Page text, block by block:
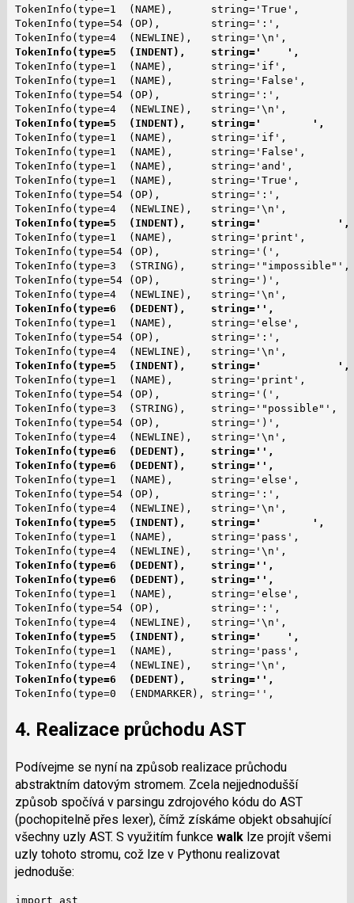
TokenInfo(type=1  (NAME),      string='True',
TokenInfo(type=54 (OP),        string=':',
TokenInfo(type=5  (INDENT),    string='    ',
TokenInfo(type=1  (NAME),      string='if',
TokenInfo(type=1  (NAME),      string='False',
TokenInfo(type=54 (OP),        string=':',
TokenInfo(type=5  (INDENT),    string='        ',
TokenInfo(type=1  (NAME),      string='if',
TokenInfo(type=1  (NAME),      string='False',
TokenInfo(type=1  (NAME),      string='and',
TokenInfo(type=1  (NAME),      string='True',
TokenInfo(type=54 (OP),        string=':',
TokenInfo(type=5  (INDENT),    string='
TokenInfo(type=1  (NAME),      string='print',
TokenInfo(type=54 (OP),        string='(',
TokenInfo(type=3  (STRING),
TokenInfo(type=54 (OP),        string=')',
TokenInfo(type=6  (DEDENT),    string='',
TokenInfo(type=1  (NAME),      string='else',
TokenInfo(type=54 (OP),        string=':',
TokenInfo(type=5  (INDENT),    string='
TokenInfo(type=1  (NAME),      string='print',
TokenInfo(type=54 (OP),        string='(',
TokenInfo(type=3  (STRING),
TokenInfo(type=54 (OP),        string=')',
TokenInfo(type=6  (DEDENT),    string='',
TokenInfo(type=6  (DEDENT),    string='',
TokenInfo(type=1  (NAME),      string='else',
TokenInfo(type=54 (OP),        string=':',
TokenInfo(type=5  (INDENT),    string='        ',
TokenInfo(type=1  (NAME),      string='pass',
TokenInfo(type=6  (DEDENT),    string='',
TokenInfo(type=6  (DEDENT),    string='',
TokenInfo(type=1  (NAME),      string='else',
TokenInfo(type=54 (OP),        string=':',
TokenInfo(type=5  (INDENT),    string='    ',
TokenInfo(type=1  (NAME),      string='pass',
TokenInfo(type=6  (DEDENT),    string='',
TokenInfo(type=0  (ENDMARKER), string='',
4. Realizace průchodu AST
Podívejme se nyní na způsob realizace průchodu
abstraktním datovým stromem. Zcela nejjednodušší
způsob spočívá v parsingu zdrojového kódu do AST
(pochopitelně přes lexer), čímž získáme objekt obsahující
všechny uzly AST. S využitím funkce walklze projít všemi
uzly tohoto stromu, což lze v Pythonu realizovat
jednoduše:
import ast